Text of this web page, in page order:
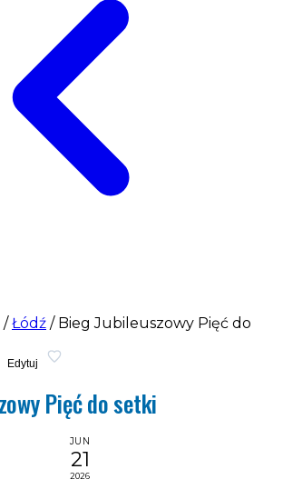
/ Łódź / Bieg Jubileuszowy Pięć do
Edytuj
Pięć do setki
JUN
21
2026